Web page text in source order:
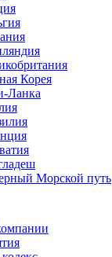
Корея
Ланка
Морской путь